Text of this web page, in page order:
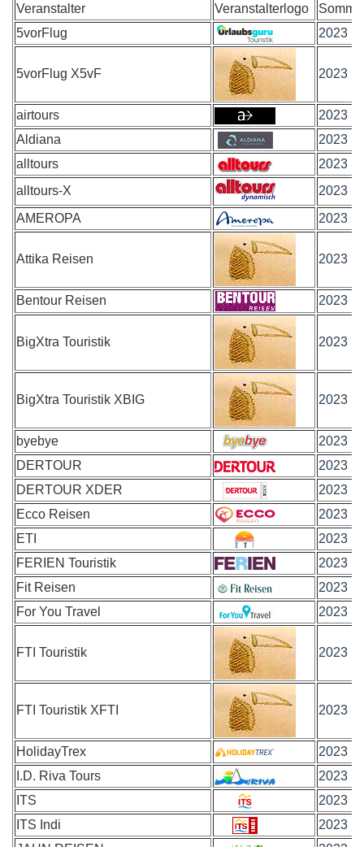
Veranstalter
Veranstalterlogo
5vorFlug
2023
5vorFlug X5vF 2023
airtours
2023
Aldiana
2023
alltours
2023
alltours-X
2023
AMEROPA
2023
Attika Reisen 2023
Bentour Reisen 2023
BigXtra Touristik 2023
BigXtra Touristik XBIG 2023
byebye
2023
DERTOUR
2023
DERTOUR XDER
2023
Ecco Reisen
2023
ETI
2023
FERIEN Touristik
2023
Fit Reisen
2023
For You Travel
2023
FTI Touristik 2023
FTI Touristik XFTI 2023
HolidayTrex
2023
I.D. Riva Tours
2023
ITS
2023
ITS Indi
2023